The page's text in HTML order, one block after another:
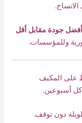
أفضل جودة مقابل أقل
وللمؤسسات.
على المكيف
أسبوعين.
دون توقف.